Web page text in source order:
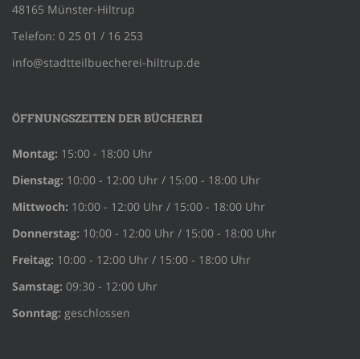
48165 Münster-Hiltrup
Telefon: 0 25 01 / 16 253
info@stadtteilbuecherei-hiltrup.de
ÖFFNUNGSZEITEN DER BÜCHEREI
Montag: 15:00 - 18:00 Uhr
Dienstag: 10:00 - 12:00 Uhr / 15:00 - 18:00 Uhr
Mittwoch: 10:00 - 12:00 Uhr / 15:00 - 18:00 Uhr
Donnerstag: 10:00 - 12:00 Uhr / 15:00 - 18:00 Uhr
Freitag: 10:00 - 12:00 Uhr / 15:00 - 18:00 Uhr
Samstag: 09:30 - 12:00 Uhr
Sonntag: geschlossen